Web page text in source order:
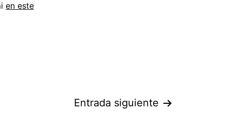
en este
Entrada siguiente